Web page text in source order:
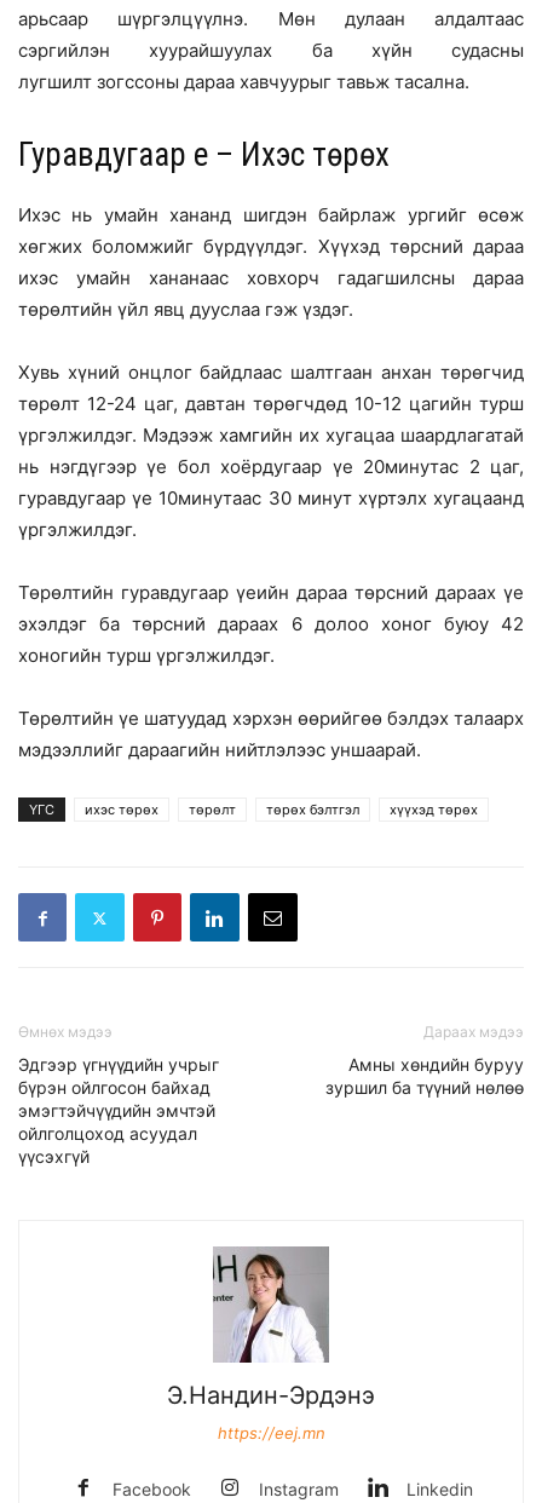
арьсаар шүргэлцүүлнэ. Мөн дулаан алдалтаас
сэргийлэн хуурайшуулах ба хүйн судасны
лугшилт зогссоны дараа хавчуурыг тавьж тасална.
Гуравдугаар үе – Ихэс төрөх
Ихэс нь умайн хананд шигдэн байрлаж ургийг өсөж
хөгжих боломжийг бүрдүүлдэг. Хүүхэд төрсний дараа
ихэс умайн хананаас ховхорч гадагшилсны дараа
төрөлтийн үйл явц дууслаа гэж үздэг.
Хувь хүний онцлог байдлаас шалтгаан анхан төрөгчид
төрөлт 12-24 цаг, давтан төрөгчдөд 10-12 цагийн турш
үргэлжилдэг. Мэдээж хамгийн их хугацаа шаардлагатай
нь нэгдүгээр үе бол хоёрдугаар үе 20минутас 2 цаг,
гуравдугаар үе 10минутаас 30 минут хүртэлх хугацаанд
үргэлжилдэг.
Төрөлтийн гуравдугаар үеийн дараа төрсний дараах үе
эхэлдэг ба төрсний дараах 6 долоо хоног буюу 42
хоногийн турш үргэлжилдэг.
Төрөлтийн үе шатуудад хэрхэн өөрийгөө бэлдэх талаарх
мэдээллийг дараагийн нийтлэлээс уншаарай.
ҮГС ихэс төрөх төрөлт төрөх бэлтгэл хүүхэд төрөх
Өмнөх мэдээ
Эдгээр үгнүүдийн учрыг
бүрэн ойлгосон байхад
эмэгтэйчүүдийн эмчтэй
ойлголцоход асуудал
үүсэхгүй
Дараах мэдээ
Амны хөндийн буруу
зуршил ба түүний нөлөө
Э.Нандин-Эрдэнэ
https://eej.mn
Facebook Instagram Linkedin